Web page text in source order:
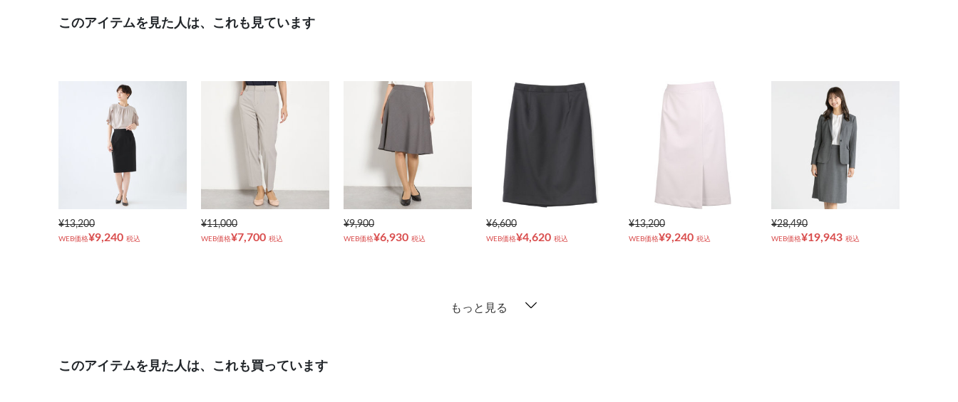
このアイテムを見た人は、これも見ています
¥13,200
WEB価格¥9,240 税込
¥11,000
WEB価格¥7,700 税込
¥9,900
WEB価格¥6,930 税込
¥6,600
WEB価格¥4,620 税込
¥13,200
WEB価格¥9,240 税込
¥28,490
WEB価格¥19,943 税込
もっと見る
このアイテムを見た人は、これも買っています